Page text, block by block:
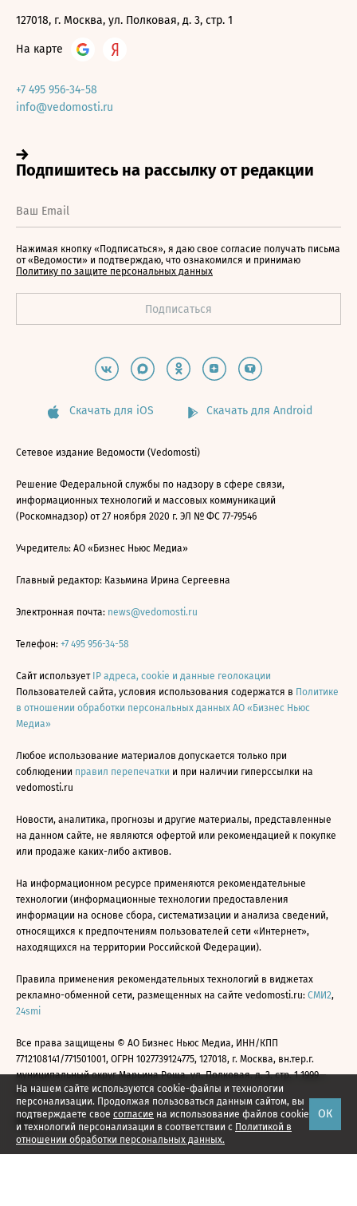
На нашем сайте используются cookie-файлы и технологии
персонализации. Продолжая пользоваться данным сайтом, вы
подтверждаете свое согласие на использование файлов cookie
и технологий персонализации в соответствии с Политикой в
отношении обработки персональных данных.
ОК
127018, г. Москва, ул. Полковая, д. 3, стр. 1
На карте
+7 495 956-34-58
info@vedomosti.ru
Нажимая кнопку «Подписаться», я даю свое согласие получать письма
от «Ведомости» и подтверждаю, что ознакомился и принимаю
Политику по защите персональных данных
Скачать для iOS Скачать для Android
Сетевое издание Ведомости (Vedomosti)
Решение Федеральной службы по надзору в сфере связи,
информационных технологий и массовых коммуникаций
(Роскомнадзор) от 27 ноября 2020 г. ЭЛ № ФС 77-79546
Учредитель: АО «Бизнес Ньюс Медиа»
Главный редактор: Казьмина Ирина Сергеевна
Электронная почта: news@vedomosti.ru
Телефон: +7 495 956-34-58
Сайт использует IP адреса, cookie и данные геолокации
Пользователей сайта, условия использования содержатся в Политике
в отношении обработки персональных данных АО «Бизнес Ньюс
Медиа»
Любое использование материалов допускается только при
соблюдении правил перепечатки и при наличии гиперссылки на
vedomosti.ru
Новости, аналитика, прогнозы и другие материалы, представленные
на данном сайте, не являются офертой или рекомендацией к покупке
или продаже каких-либо активов.
На информационном ресурсе применяются рекомендательные
технологии (информационные технологии предоставления
информации на основе сбора, систематизации и анализа сведений,
относящихся к предпочтениям пользователей сети «Интернет»,
находящихся на территории Российской Федерации).
Правила применения рекомендательных технологий в виджетах
рекламно-обменной сети, размещенных на сайте vedomosti.ru: СМИ2,
24smi
Все права защищены © АО Бизнес Ньюс Медиа, ИНН/КПП
7712108141/771501001, ОГРН 1027739124775, 127018, г. Москва, вн.тер.г.
муниципальный округ Марьина Роща, ул. Полковая, д. 3, стр. 1 1999—
2026